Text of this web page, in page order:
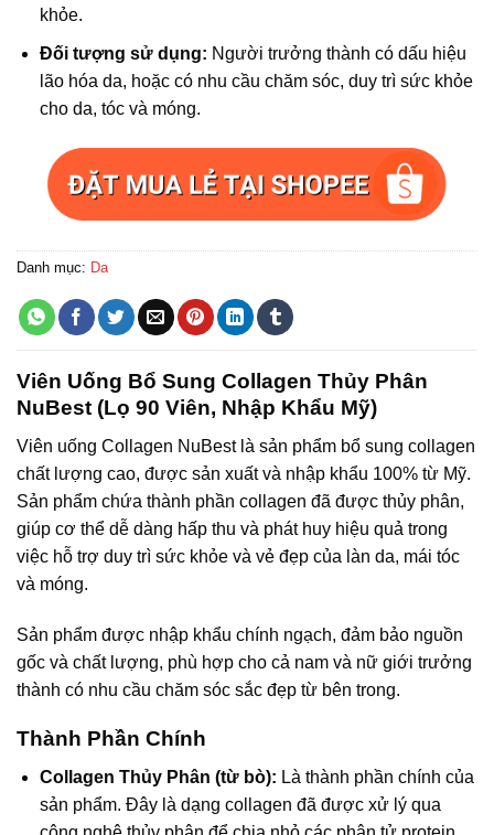
khỏe.
Đối tượng sử dụng: Người trưởng thành có dấu hiệu
lão hóa da, hoặc có nhu cầu chăm sóc, duy trì sức khỏe
cho da, tóc và móng.
Danh mục: Da
Viên Uống Bổ Sung Collagen Thủy Phân
NuBest (Lọ 90 Viên, Nhập Khẩu Mỹ)
Viên uống Collagen NuBest là sản phẩm bổ sung collagen
chất lượng cao, được sản xuất và nhập khẩu 100% từ Mỹ.
Sản phẩm chứa thành phần collagen đã được thủy phân,
giúp cơ thể dễ dàng hấp thu và phát huy hiệu quả trong
việc hỗ trợ duy trì sức khỏe và vẻ đẹp của làn da, mái tóc
và móng.
Sản phẩm được nhập khẩu chính ngạch, đảm bảo nguồn
gốc và chất lượng, phù hợp cho cả nam và nữ giới trưởng
thành có nhu cầu chăm sóc sắc đẹp từ bên trong.
Thành Phần Chính
Collagen Thủy Phân (từ bò): Là thành phần chính của
sản phẩm. Đây là dạng collagen đã được xử lý qua